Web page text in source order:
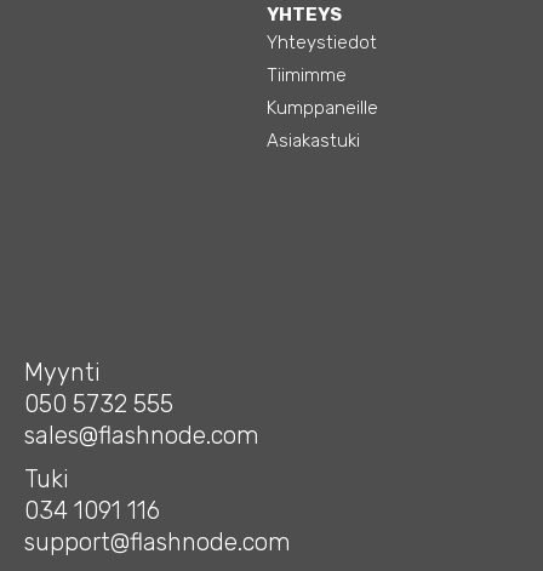
YHTEYS
Yhteystiedot
Tiimimme
Kumppaneille
Asiakastuki
Myynti
050 5732 555
sales@flashnode.com
Tuki
034 1091 116
support@flashnode.com